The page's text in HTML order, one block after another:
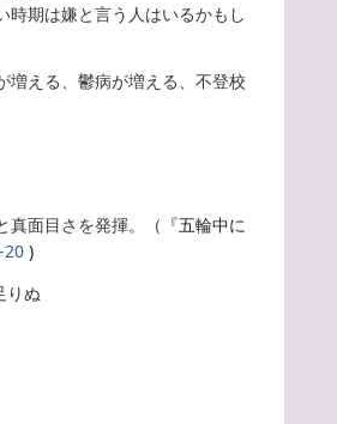
時期は嫌と言う人はいるかもし
増える、鬱病が増える、不登校
面目さを発揮。
（『五輪中に
)
りぬ